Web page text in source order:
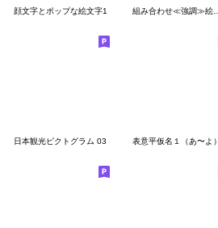
顔文字とポップな絵文字1
日本観光ピクトグラム 03 表意平仮名１（あ〜よ）